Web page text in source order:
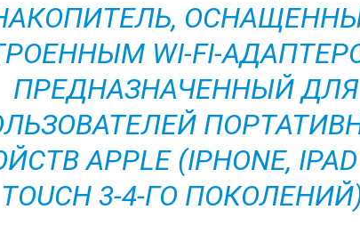
WI-FI-
ПРЕДНАЗНАЧЕННЫЙ ДЛЯ
APPLE (IPHONE,
TOUCH 3-4-ГО